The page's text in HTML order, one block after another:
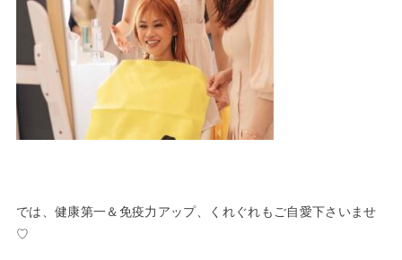
では、健康第一＆免疫力アップ、くれぐれもご自愛下さいませ
♡